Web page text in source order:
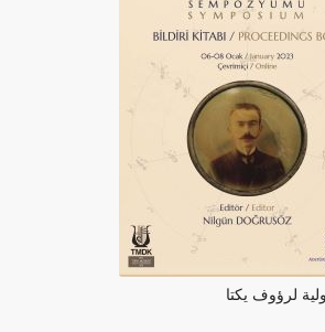
لرؤوف يكتا